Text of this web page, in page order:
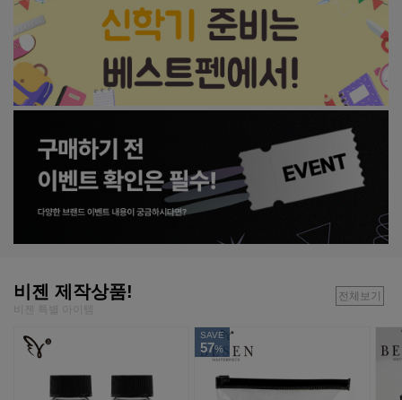
비젠 제작상품!
비젠 특별 아이템
전체보기
SAVE
57%